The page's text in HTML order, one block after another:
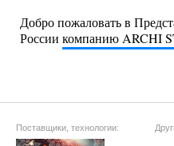
Добро пожаловать в
России компанию ARCHI
Поставщики, технологии: